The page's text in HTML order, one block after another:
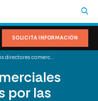
SOLICITA INFORMACIÓN
por las